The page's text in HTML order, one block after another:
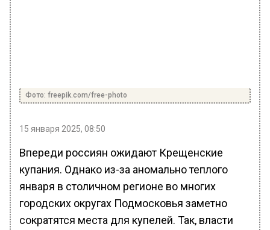
Фото: freepik.com/free-photo
15 января 2025, 08:50
Впереди россиян ожидают Крещенские
купания. Однако из-за аномально теплого
января в столичном регионе во многих
городских округах Подмосковья заметно
сократятся места для купелей. Так, власти